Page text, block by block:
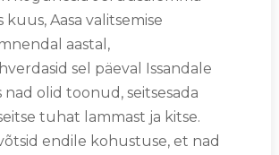
kuus, Aasa valitsemise
aastal,
sel päeval Issandale
nad olid toonud, seitsesada
tuhat lammast ja kitse.
endile kohustuse, et nad